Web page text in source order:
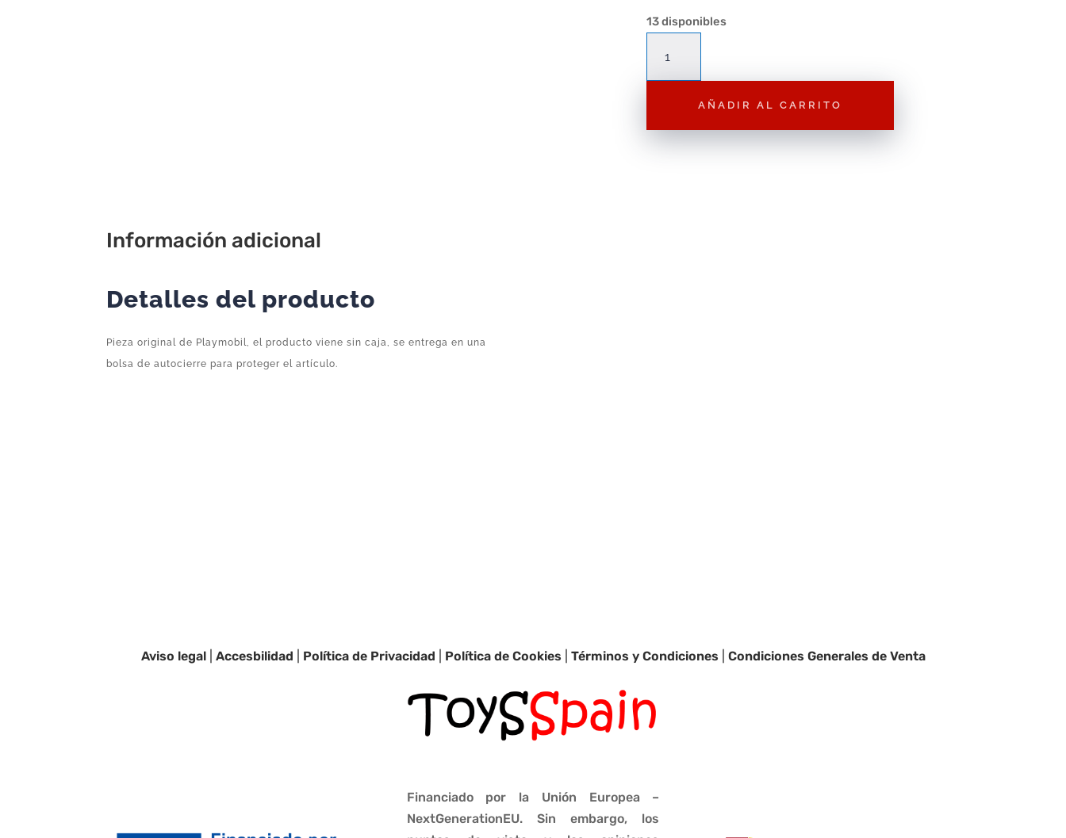
13 disponibles
Playmobil
Grande
AÑADIR AL CARRITO
Información adicional
Detalles del producto
Pieza original de Playmobil, el producto viene sin caja, se entrega en una
bolsa de autocierre para proteger el artículo.
Aviso legal| Accesbilidad Política de Privacidad Política de Cookies Términos y Condiciones Condiciones Generales de Venta
Financiado por la Unión Europea –
NextGenerationEU. Sin embargo, los